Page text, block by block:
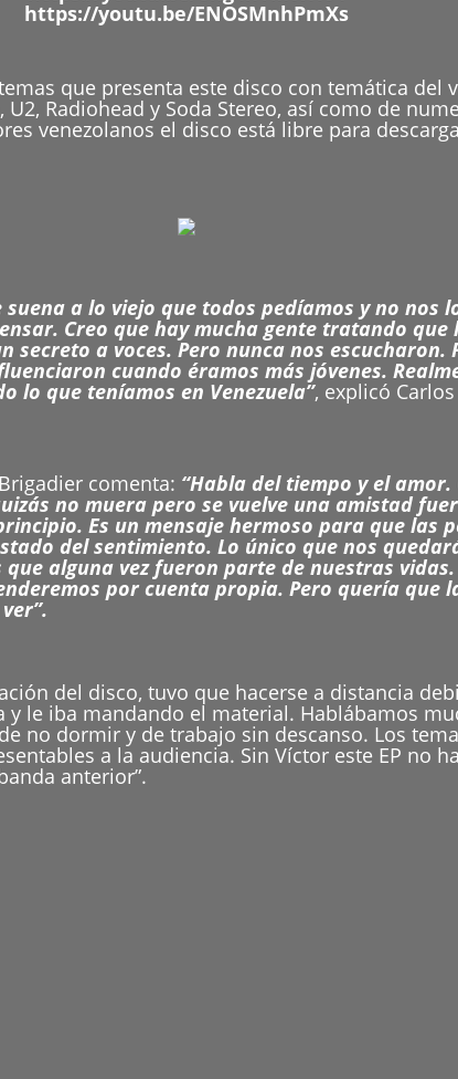
https://youtu.be/ENOSMnhPmXs
que presenta este disco con temática del
Radiohead y Soda Stereo, así como de
venezolanos el disco está libre para
suena a lo viejo que todos pedíamos y no nos
Creo que hay mucha gente tratando
secreto a voces. Pero nunca nos escucharon.
cuando éramos más jóvenes.
lo que teníamos en Venezuela”, explicó Carlos
comenta: “Habla del tiempo y el
no muera pero se vuelve una amistad
Es un mensaje hermoso para que las
del sentimiento. Lo único que nos
alguna vez fueron parte de nuestras
por cuenta propia. Pero quería que
del disco, tuvo que hacerse a distancia
y le iba mandando el material. Hablábamos
no dormir y de trabajo sin descanso. Los
a la audiencia. Sin Víctor este EP no
anterior”.